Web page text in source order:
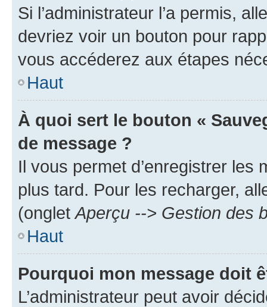
Si l’administrateur l’a permis,
devriez voir un bouton pour
vous accéderez aux étapes
Haut
À quoi sert le bouton «
de message ?
Il vous permet d’enregistrer
plus tard. Pour les recharger,
(onglet Aperçu --> Gestion des
Haut
Pourquoi mon message doit
L’administrateur peut avoir